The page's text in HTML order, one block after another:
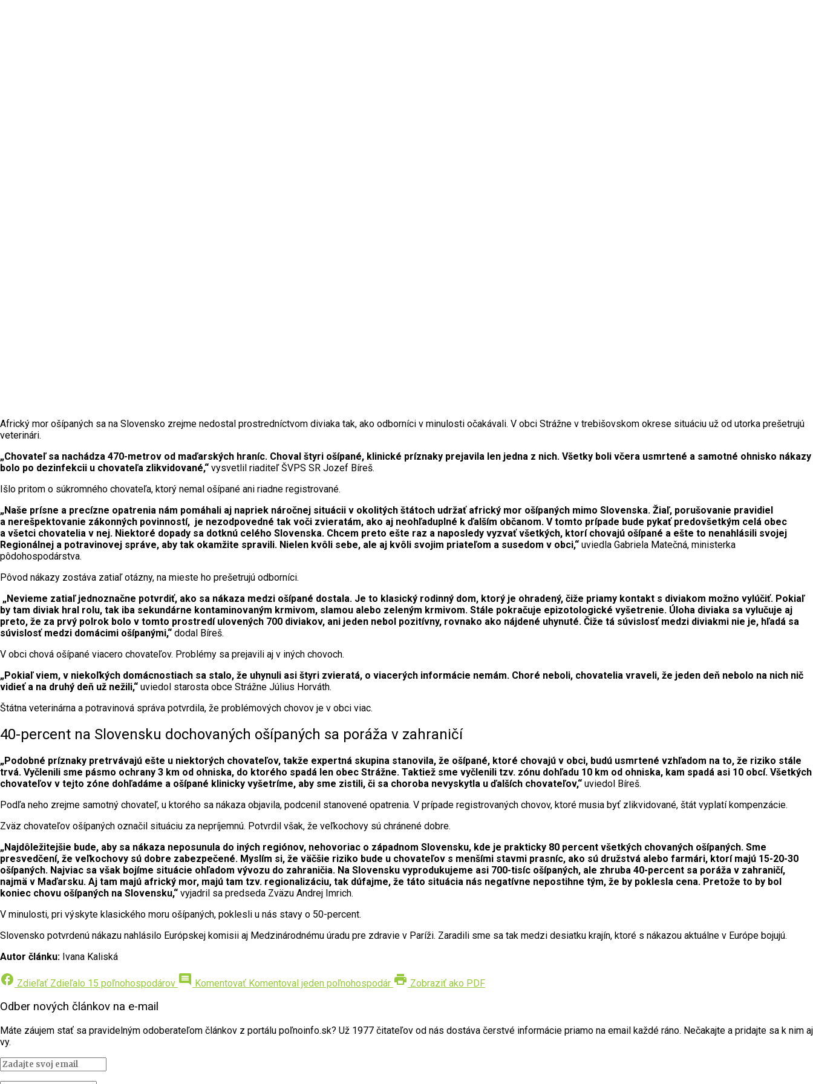
Africký mor ošípaných sa na Slovensko zrejme nedostal prostredníctvom diviaka tak, ako odborníci v minulosti očakávali. V obci Strážne v trebišovskom okrese situáciu už od utorka prešetrujú
veterinári.
„Chovateľ sa nachádza 470-metrov od maďarských hraníc. Choval štyri ošípané, klinické príznaky prejavila len jedna z nich. Všetky boli včera usmrtené a samotné ohnisko nákazy
bolo po dezinfekcii u chovateľa zlikvidované,“ vysvetlil riaditeľ ŠVPS SR Jozef Bíreš.
Išlo pritom o súkromného chovateľa, ktorý nemal ošípané ani riadne registrované.
„Naše prísne a precízne opatrenia nám pomáhali aj napriek náročnej situácii v okolitých štátoch udržať africký mor ošípaných mimo Slovenska. Žiaľ, porušovanie pravidiel
a nerešpektovanie zákonných povinností, je nezodpovedné tak voči zvieratám, ako aj neohľaduplné k ďalším občanom. V tomto prípade bude pykať predovšetkým celá obec
a všetci chovatelia v nej. Niektoré dopady sa dotknú celého Slovenska. Chcem preto ešte raz a naposledy vyzvať všetkých, ktorí chovajú ošípané a ešte to nenahlásili svojej
Regionálnej a potravinovej správe, aby tak okamžite spravili. Nielen kvôli sebe, ale aj kvôli svojim priateľom a susedom v obci,“ uviedla Gabriela Matečná, ministerka
pôdohospodárstva.
Pôvod nákazy zostáva zatiaľ otázny, na mieste ho prešetrujú odborníci.
„Nevieme zatiaľ jednoznačne potvrdiť, ako sa nákaza medzi ošípané dostala. Je to klasický rodinný dom, ktorý je ohradený, čiže priamy kontakt s diviakom možno vylúčiť. Pokiaľ
by tam diviak hral rolu, tak iba sekundárne kontaminovaným krmivom, slamou alebo zeleným krmivom. Stále pokračuje epizotologické vyšetrenie. Úloha diviaka sa vylučuje aj
preto, že za prvý polrok bolo v tomto prostredí ulovených 700 diviakov, ani jeden nebol pozitívny, rovnako ako nájdené uhynuté. Čiže tá súvislosť medzi diviakmi nie je, hľadá sa
súvislosť medzi domácimi ošípanými,“ dodal Bíreš.
V obci chová ošípané viacero chovateľov. Problémy sa prejavili aj v iných chovoch.
„Pokiaľ viem, v niekoľkých domácnostiach sa stalo, že uhynuli asi štyri zvieratá, o viacerých informácie nemám. Choré neboli, chovatelia vraveli, že jeden deň nebolo na nich nič
vidieť a na druhý deň už nežili,“ uviedol starosta obce Strážne Július Horváth.
Štátna veterinárna a potravinová správa potvrdila, že problémových chovov je v obci viac.
40-percent na Slovensku dochovaných ošípaných sa poráža v zahraničí
„Podobné príznaky pretrvávajú ešte u niektorých chovateľov, takže expertná skupina stanovila, že ošípané, ktoré chovajú v obci, budú usmrtené vzhľadom na to, že riziko stále
trvá. Vyčlenili sme pásmo ochrany 3 km od ohniska, do ktorého spadá len obec Strážne. Taktiež sme vyčlenili tzv. zónu dohľadu 10 km od ohniska, kam spadá asi 10 obcí. Všetkých
chovateľov v tejto zóne dohľadáme a ošípané klinicky vyšetríme, aby sme zistili, či sa choroba nevyskytla u ďalších chovateľov,“ uviedol Bíreš.
Podľa neho zrejme samotný chovateľ, u ktorého sa nákaza objavila, podcenil stanovené opatrenia. V prípade registrovaných chovov, ktoré musia byť zlikvidované, štát vyplatí kompenzácie.
Zväz chovateľov ošípaných označil situáciu za nepríjemnú. Potvrdil však, že veľkochovy sú chránené dobre.
„Najdôležitejšie bude, aby sa nákaza neposunula do iných regiónov, nehovoriac o západnom Slovensku, kde je prakticky 80 percent všetkých chovaných ošípaných. Sme
presvedčení, že veľkochovy sú dobre zabezpečené. Myslím si, že väčšie riziko bude u chovateľov s menšími stavmi prasníc, ako sú družstvá alebo farmári, ktorí majú 15-20-30
ošípaných. Najviac sa však bojíme situácie ohľadom vývozu do zahraničia. Na Slovensku vyprodukujeme asi 700-tisíc ošípaných, ale zhruba 40-percent sa poráža v zahraničí,
najmä v Maďarsku. Aj tam majú africký mor, majú tam tzv. regionalizáciu, tak dúfajme, že táto situácia nás negatívne nepostihne tým, že by poklesla cena. Pretože to by bol
koniec chovu ošípaných na Slovensku,“ vyjadril sa predseda Zväzu Andrej Imrich.
V minulosti, pri výskyte klasického moru ošípaných, poklesli u nás stavy o 50-percent.
Slovensko potvrdenú nákazu nahlásilo Európskej komisii aj Medzinárodnému úradu pre zdravie v Paríži. Zaradili sme sa tak medzi desiatku krajín, ktoré s nákazou aktuálne v Európe bojujú.
Autor článku: Ivana Kaliská
facebook Zdieľať Zdieľalo 15 poľnohospodárov comment Komentovať Komentoval jeden poľnohospodár print Zobraziť ako PDF
Odber nových článkov na e-mail
Máte záujem stať sa pravidelným odoberateľom článkov z portálu poľnoinfo.sk? Už 1977 čitateľov od nás dostáva čerstvé informácie priamo na email každé ráno. Nečakajte a pridajte sa k nim aj
vy.